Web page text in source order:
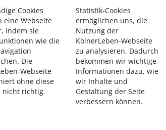
Cookies
eine Webseite
indem sie
wie die
Die
Webseite
ohne diese
nicht richtig.
Statistik-Cookies
ermöglichen uns, die
Nutzung der
KölnerLeben-Webseite
zu analysieren. Dadurch
bekommen wir wichtige
Informationen dazu, wie
wir Inhalte und
Gestaltung der Seite
verbessern können.